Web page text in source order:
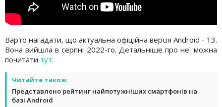
Варто нагадати, що актуальна офіційна версія Android - 13.
Вона вийшла в серпні 2022-го. Детальніше про неї можна
почитати тут.
Читайте також:
Представлено рейтинг найпотужніших смартфонів на
базі Android